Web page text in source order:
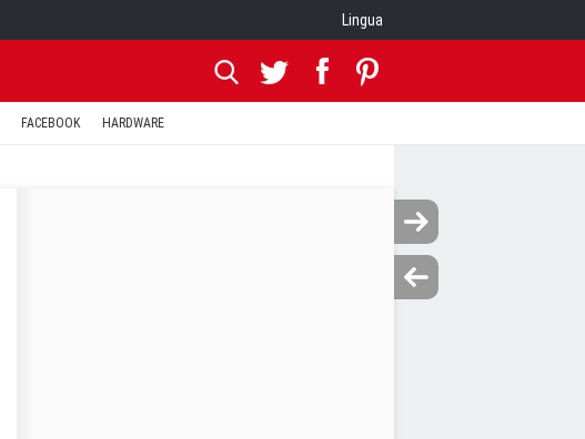
Lingua
FACEBOOK HARDWARE